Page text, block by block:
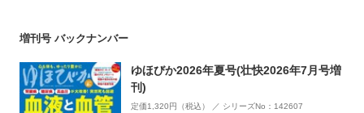
増刊号 バックナンバー
ゆほびか2026年夏号(壮快2026年7月号増
刊)
定価1,320円（税込） ／ シリーズNo：142607